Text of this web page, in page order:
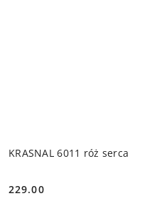
KRASNAL 6011 róż serca
Cena:
229.00